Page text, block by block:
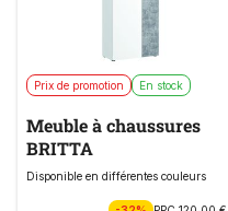
Prix de promotion En stock
Meuble à chaussures
BRITTA
Disponible en différentes couleurs